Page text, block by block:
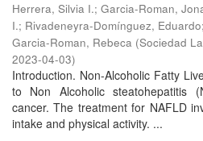
Herrera, Silvia I.; Garcia-Roman,
I.; Rivadeneyra-Domínguez, Eduardo;
Garcia-Roman, Rebeca (Sociedad
2023-04-03)
Introduction. Non-Alcoholic Fatty
to Non Alcoholic steatohepatitis
cancer. The treatment for NAFLD
intake and physical activity. ...